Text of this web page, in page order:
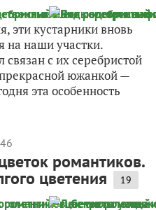
эти кустарники вновь
на наши участки.
с их серебристой
южанкой —
эта особенность
романтиков.
цветения 19